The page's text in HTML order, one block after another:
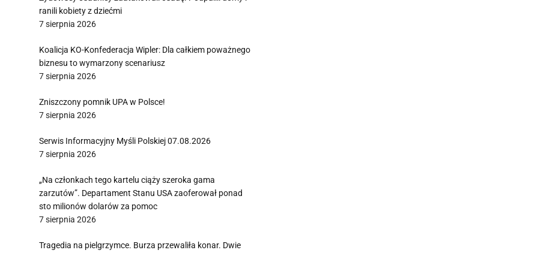
ranili kobiety z dziećmi
7 sierpnia 2026
Koalicja KO-Konfederacja Wipler: Dla całkiem poważnego
biznesu to wymarzony scenariusz
7 sierpnia 2026
Zniszczony pomnik UPA w Polsce!
7 sierpnia 2026
Serwis Informacyjny Myśli Polskiej 07.08.2026
7 sierpnia 2026
„Na członkach tego kartelu ciąży szeroka gama
zarzutów”. Departament Stanu USA zaoferował ponad
sto milionów dolarów za pomoc
7 sierpnia 2026
Tragedia na pielgrzymce. Burza przewaliła konar. Dwie